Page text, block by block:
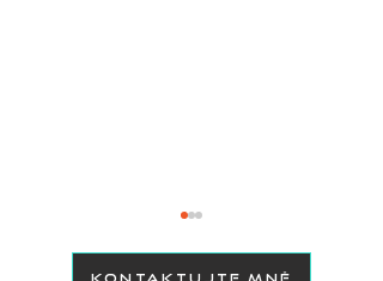
KONTAKTUJTE MNĚ